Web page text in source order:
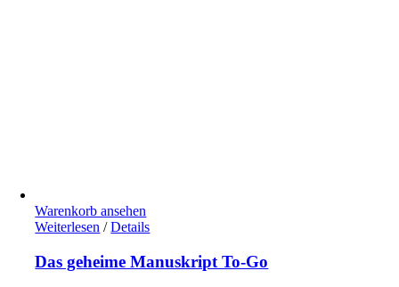
Warenkorb ansehen
Weiterlesen / Details
Das geheime Manuskript To-Go